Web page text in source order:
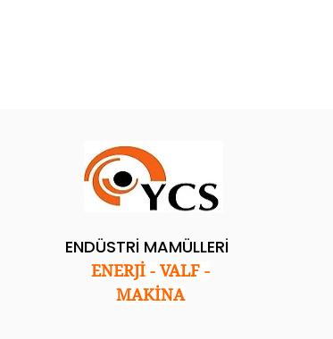
ENDÜSTRİ MAMÜLLERİ
ENERJİ - VALF -
MAKİNA